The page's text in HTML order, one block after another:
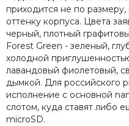
приходится не по
оттенку корпуса. Цвета
черный, плотный
Forest Green - зеленый,
холодной
лавандовый фиолетовый,
дымкой. Для российского
исполнение с основной
слотом, куда ставят либо
microSD.